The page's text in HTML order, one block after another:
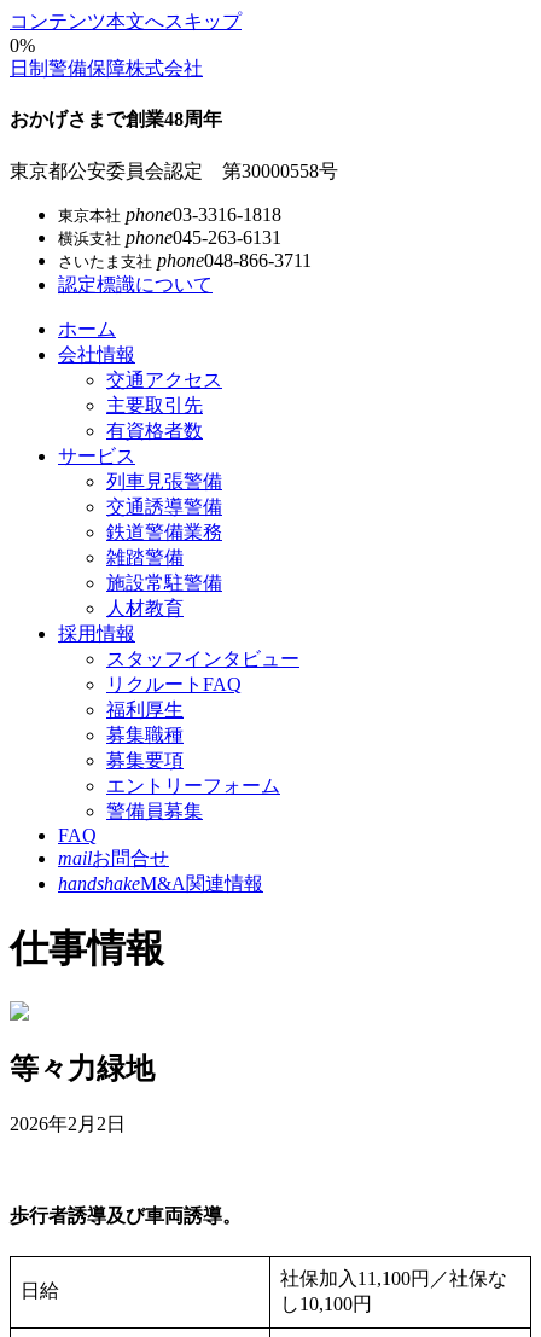
コンテンツ本文へスキップ
0%
日制警備保障株式会社
おかげさまで創業48周年
東京都公安委員会認定 第30000558号
東京本社 phone03-3316-1818
横浜支社 phone045-263-6131
さいたま支社 phone048-866-3711
認定標識について
ホーム
会社情報
交通アクセス
主要取引先
有資格者数
サービス
列車見張警備
交通誘導警備
鉄道警備業務
雑踏警備
施設常駐警備
人材教育
採用情報
スタッフインタビュー
リクルートFAQ
福利厚生
募集職種
募集要項
エントリーフォーム
警備員募集
FAQ
mailお問合せ
handshakeM&A関連情報
仕事情報
等々力緑地
2026年2月2日
歩行者誘導及び車両誘導。
日給
社保加入11,100円／社保な
し10,100円